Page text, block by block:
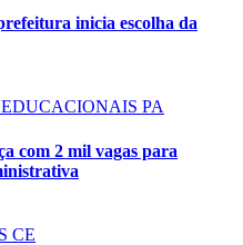
inicia escolha da
PA
com 2 mil vagas para
CE